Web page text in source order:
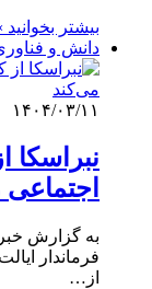
بیشتر بخوانید
دانش و
۱۴۰۴/۰۳/۱۱
نبراسکا
به گزارش
فرماندار
از…